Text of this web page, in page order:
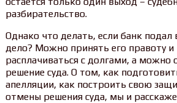
разбирательство.
Однако что делать, если банк подал
дело? Можно принять его правоту и
расплачиваться с долгами, а можно
решение суда. О том, как
апелляции, как построить свою
отмены решения суда, мы и